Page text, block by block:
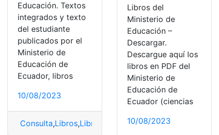
Educación. Textos
integrados y texto
del estudiante
publicados por el
Ministerio de
Educación de
Ecuador, libros
10/08/2023
Consulta,Libros,Libros del ministerio de educación
Libros del
Ministerio de
Educación –
Descargar.
Descargue aquí los
libros en PDF del
Ministerio de
Educación de
Ecuador (ciencias
10/08/2023